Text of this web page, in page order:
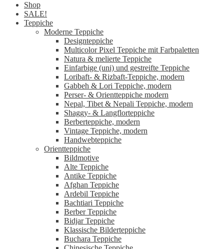
Shop
SALE!
Teppiche
Moderne Teppiche
Designteppiche
Multicolor Pixel Teppiche mit Farbpaletten
Natura & melierte Teppiche
Einfarbige (uni) und gestreifte Teppiche
Loribaft- & Rizbaft-Teppiche, modern
Gabbeh & Lori Teppiche, modern
Perser- & Orientteppiche modern
Nepal, Tibet & Nepali Teppiche, modern
Shaggy- & Langflorteppiche
Berberteppiche, modern
Vintage Teppiche, modern
Handwebteppiche
Orientteppiche
Bildmotive
Alte Teppiche
Antike Teppiche
Afghan Teppiche
Ardebil Teppiche
Bachtiari Teppiche
Berber Teppiche
Bidjar Teppiche
Klassische Bilderteppiche
Buchara Teppiche